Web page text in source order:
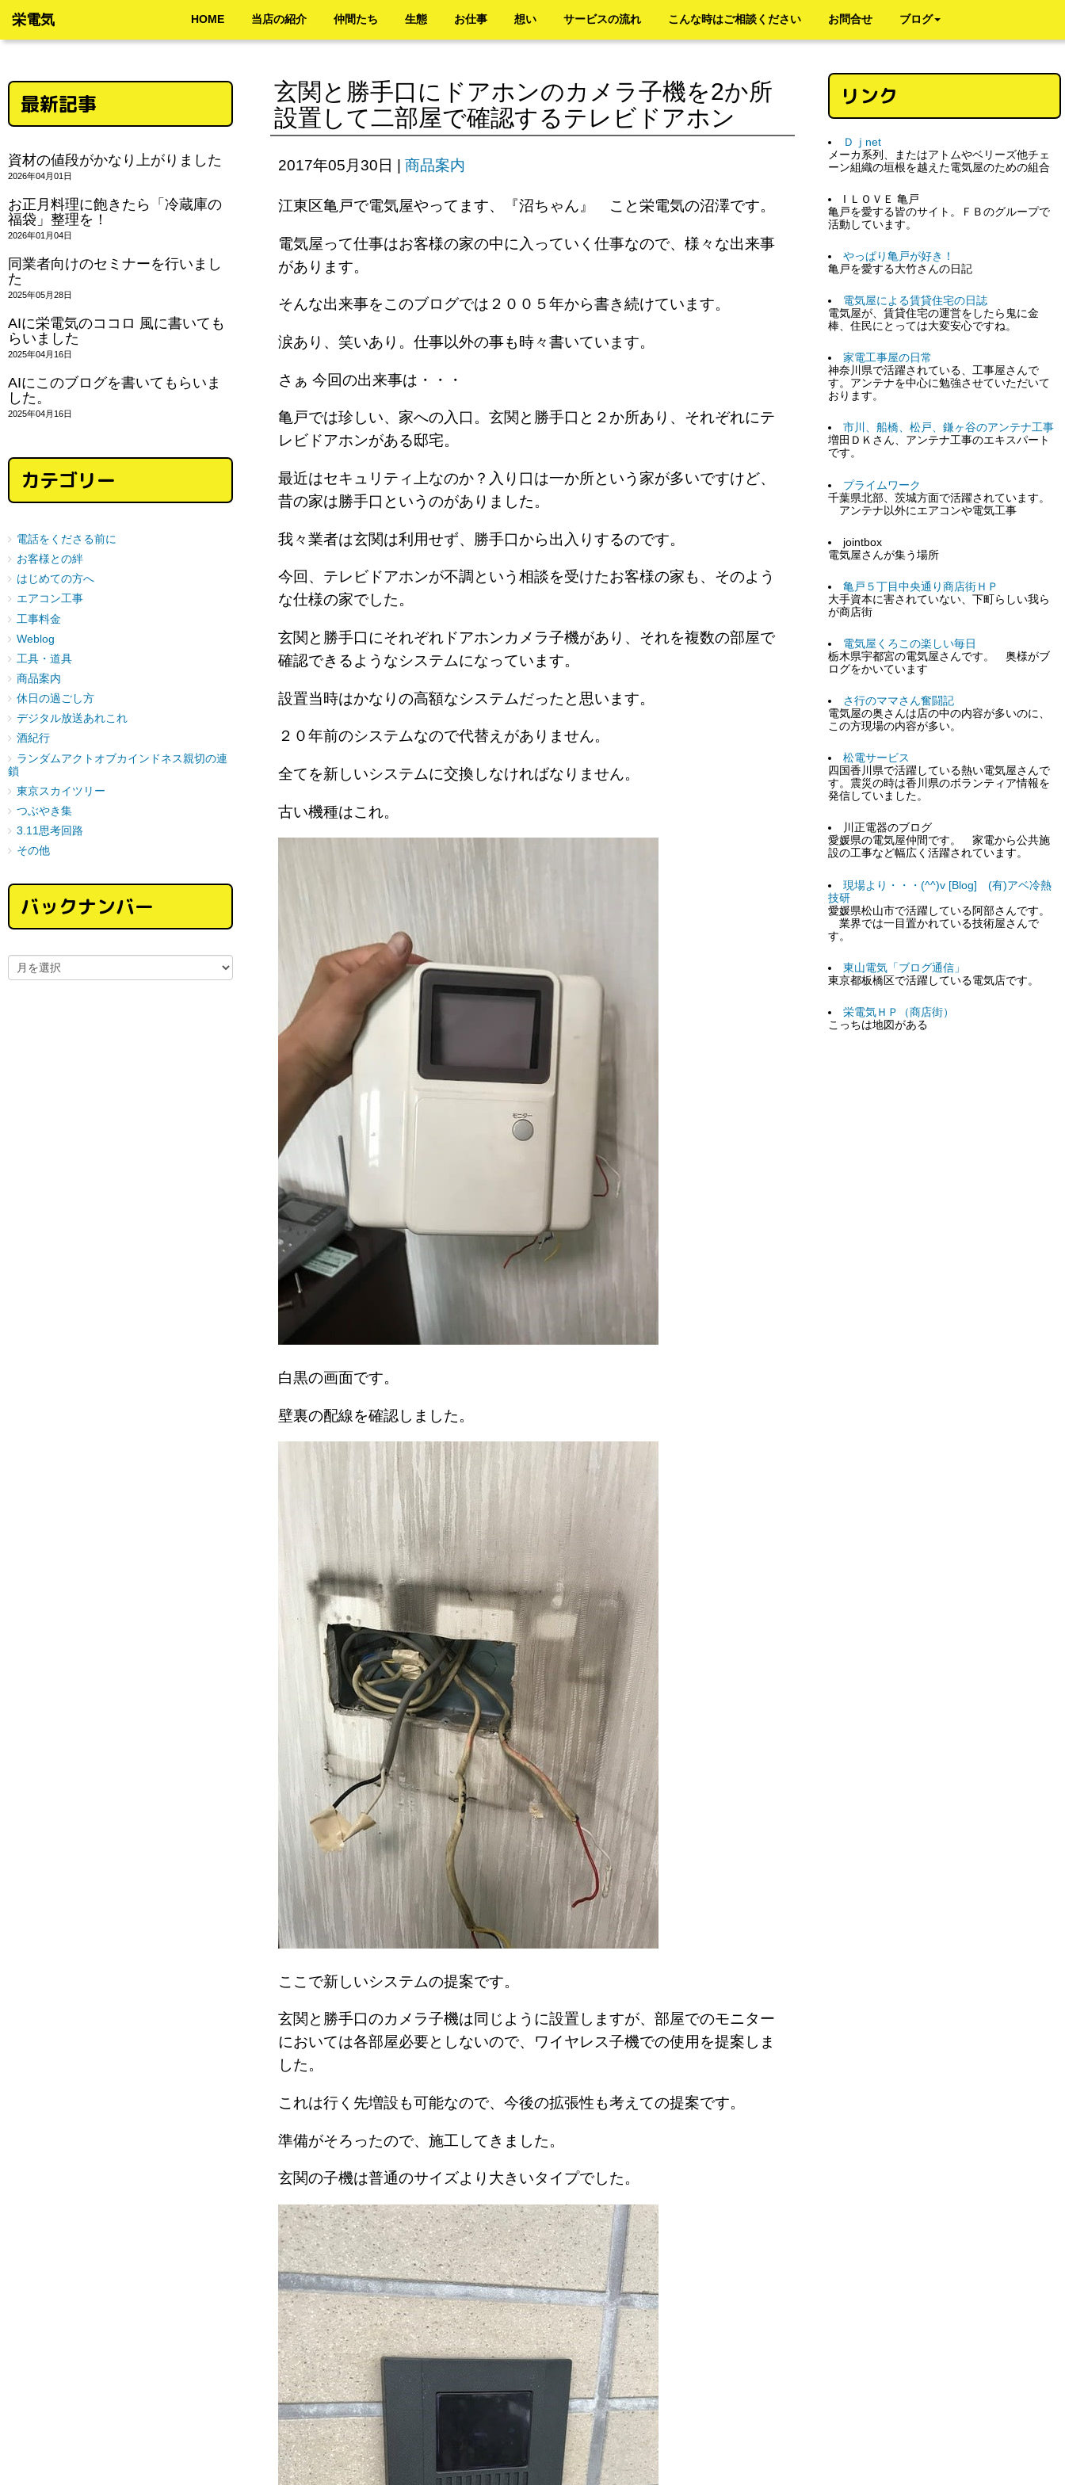
栄電気 HOME 当店の紹介 仲間たち 生態 お仕事 想い サービスの流れ こんな時はご相談ください お問合せ ブログ
玄関と勝手口にドアホンのカメラ子機を2か所
設置して二部屋で確認するテレビドアホン
2017年05月30日 商品案内
江東区亀戸で電気屋やってます、『沼ちゃん』 こと栄電気の沼澤です。
電気屋って仕事はお客様の家の中に入っていく仕事なので、様々な出来事
があります。
そんな出来事をこのブログでは２００５年から書き続けています。
涙あり、笑いあり。仕事以外の事も時々書いています。
さぁ 今回の出来事は・・・
亀戸では珍しい、家への入口。玄関と勝手口と２か所あり、それぞれにテ
レビドアホンがある邸宅。
最近はセキュリティ上なのか？入り口は一か所という家が多いですけど、
昔の家は勝手口というのがありました。
我々業者は玄関は利用せず、勝手口から出入りするのです。
今回、テレビドアホンが不調という相談を受けたお客様の家も、そのよう
な仕様の家でした。
玄関と勝手口にそれぞれドアホンカメラ子機があり、それを複数の部屋で
確認できるようなシステムになっています。
設置当時はかなりの高額なシステムだったと思います。
２０年前のシステムなので代替えがありません。
全てを新しいシステムに交換しなければなりません。
古い機種はこれ。
白黒の画面です。
壁裏の配線を確認しました。
ここで新しいシステムの提案です。
玄関と勝手口のカメラ子機は同じように設置しますが、部屋でのモニター
においては各部屋必要としないので、ワイヤレス子機での使用を提案しま
した。
これは行く先増設も可能なので、今後の拡張性も考えての提案です。
準備がそろったので、施工してきました。
玄関の子機は普通のサイズより大きいタイプでした。
最新記事
資材の値段がかなり上がりました
2026年04月01日
お正月料理に飽きたら「冷蔵庫の
福袋」整理を！
2026年01月04日
同業者向けのセミナーを行いまし
た
2025年05月28日
AIに栄電気のココロ 風に書いても
らいました
2025年04月16日
AIにこのブログを書いてもらいま
した。
2025年04月16日
カテゴリー
電話をくださる前に
お客様との絆
はじめての方へ
エアコン工事
工事料金
Weblog
工具・道具
商品案内
休日の過ごし方
デジタル放送あれこれ
酒紀行
ランダムアクトオブカインドネス親切の連
鎖
東京スカイツリー
つぶやき集
3.11思考回路
その他
バックナンバー
リンク
Ｄｊnet
メーカ系列、またはアトムやベリーズ他チェ
ーン組織の垣根を越えた電気屋のための組合
I ＬＯＶＥ 亀戸
亀戸を愛する皆のサイト。ＦＢのグループで
活動しています。
やっぱり亀戸が好き！
亀戸を愛する大竹さんの日記
電気屋による賃貸住宅の日誌
電気屋が、賃貸住宅の運営をしたら鬼に金
棒、住民にとっては大変安心ですね。
家電工事屋の日常
神奈川県で活躍されている、工事屋さんで
す。アンテナを中心に勉強させていただいて
おります。
市川、船橋、松戸、鎌ヶ谷のアンテナ工事
増田ＤＫさん、アンテナ工事のエキスパート
です。
プライムワーク
千葉県北部、茨城方面で活躍されています。
アンテナ以外にエアコンや電気工事
jointbox
電気屋さんが集う場所
亀戸５丁目中央通り商店街ＨＰ
大手資本に害されていない、下町らしい我ら
が商店街
電気屋くろこの楽しい毎日
栃木県宇都宮の電気屋さんです。 奥様がブ
ログをかいています
さ行のママさん奮闘記
電気屋の奥さんは店の中の内容が多いのに、
この方現場の内容が多い。
松電サービス
四国香川県で活躍している熱い電気屋さんで
す。震災の時は香川県のボランティア情報を
発信していました。
川正電器のブログ
愛媛県の電気屋仲間です。 家電から公共施
設の工事など幅広く活躍されています。
現場より・・・(^^)v [Blog] (有)アベ冷熱
技研
愛媛県松山市で活躍している阿部さんです。
業界では一目置かれている技術屋さんで
す。
東山電気「ブログ通信」
東京都板橋区で活躍している電気店です。
栄電気ＨＰ（商店街）
こっちは地図がある